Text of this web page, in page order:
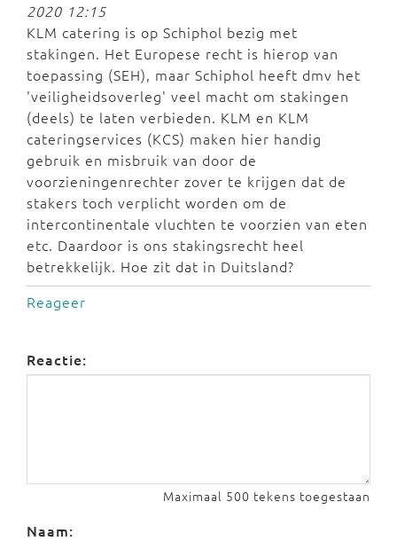
2020 12:15
KLM catering is op Schiphol bezig met
stakingen. Het Europese recht is hierop van
toepassing (SEH), maar Schiphol heeft dmv het
'veiligheidsoverleg' veel macht om stakingen
(deels) te laten verbieden. KLM en KLM
cateringservices (KCS) maken hier handig
gebruik en misbruik van door de
voorzieningenrechter zover te krijgen dat de
stakers toch verplicht worden om de
intercontinentale vluchten te voorzien van eten
etc. Daardoor is ons stakingsrecht heel
betrekkelijk. Hoe zit dat in Duitsland?
Reageer
Reactie:
Maximaal 500 tekens toegestaan
Naam: